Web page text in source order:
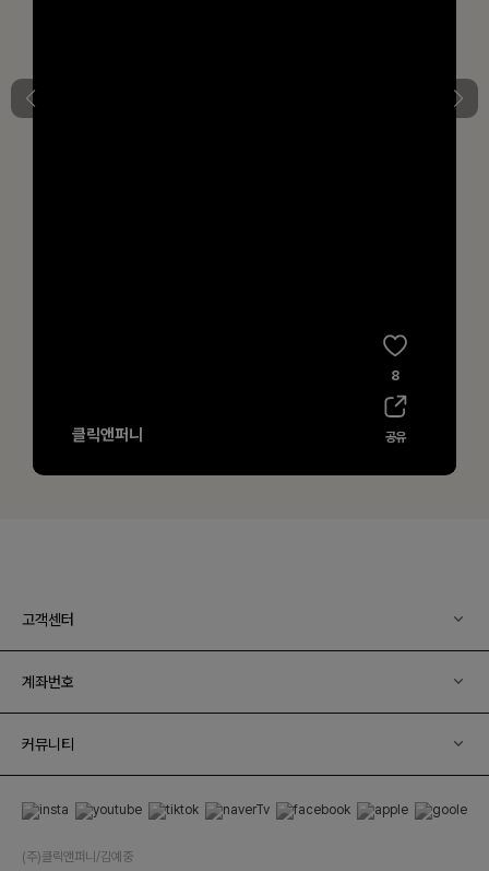
고객센터
계좌번호
커뮤니티
(주)클릭앤퍼니/김예중